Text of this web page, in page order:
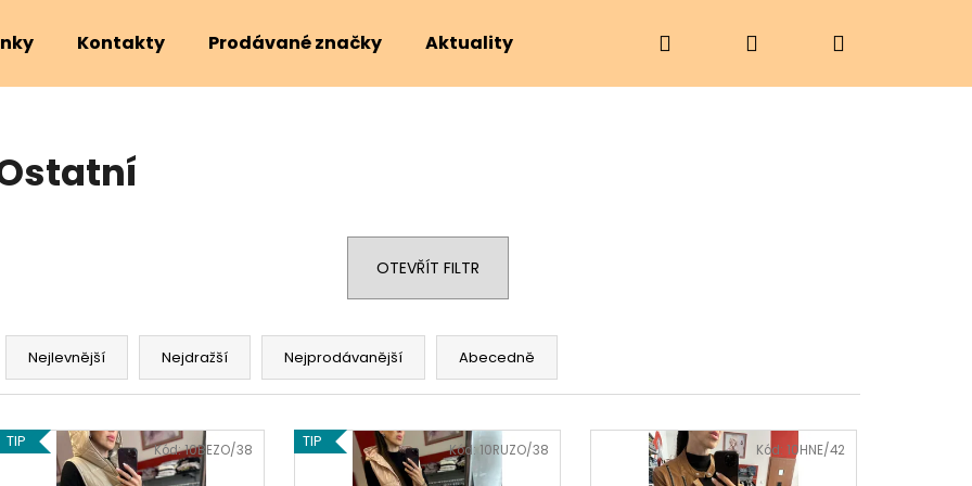
Kontakty Prodávané značky Aktuality Hledat PřihlášeníNákupní
OTEVŘÍT FILTR
Ř
Nejlevnější Nejdražší Nejprodávanější Abecedně
TIP Kód:10BEZO/38 TIP Kód: 10RUZO/38 Kód: 10HNE/42